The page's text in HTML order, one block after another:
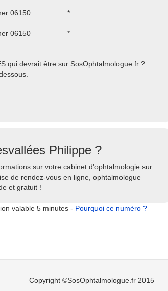
06150
*
06150
*
qui devrait être sur SosOphtalmologue.fr ?
Philippe ?
sur votre cabinet d'ophtalmologie sur
de rendez-vous en ligne, ophtalmologue
et gratuit !
valable 5 minutes - Pourquoi ce numéro ?
Copyright ©SosOphtalmologue.fr 2015